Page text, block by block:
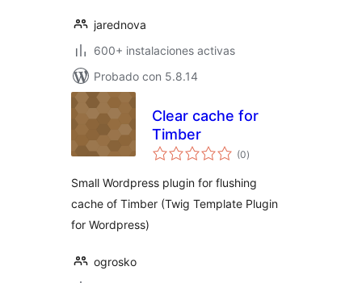
jarednova
600+ instalaciones activas
Probado con 5.8.14
Clear cache for
Timber
(0total
de
)
Small Wordpress plugin for flushing
cache of Timber (Twig Template Plugin
for Wordpress)
ogrosko